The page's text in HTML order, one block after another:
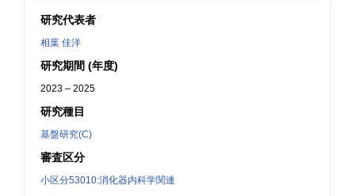
研究代表者
相葉 佳洋
研究期間 (年度)
2023 – 2025
研究種目
基盤研究(C)
審査区分
小区分53010:消化器内科学関連